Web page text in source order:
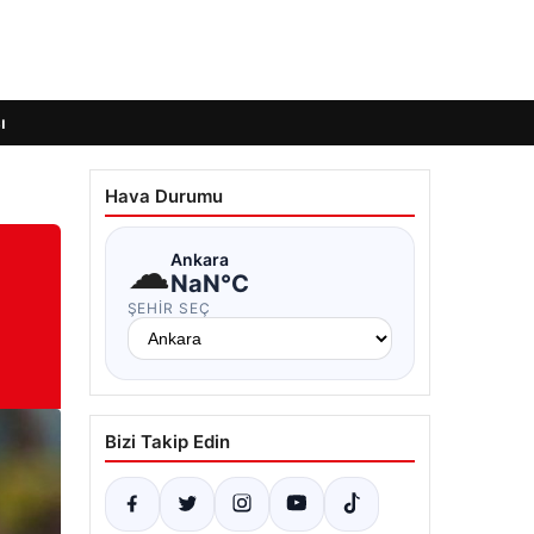
Hava Durumu
☁Ankara
NaN°C
ŞEHIR SEÇ
Bizi Takip Edin